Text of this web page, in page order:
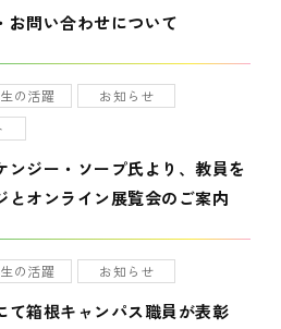
お問い合わせについて
の活躍
お知らせ
ンジー・ソープ氏より、教員を
とオンライン展覧会のご案内
の活躍 お知らせ
て箱根キャンパス職員が表彰